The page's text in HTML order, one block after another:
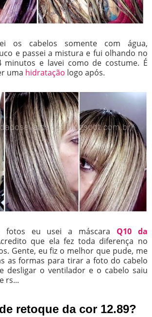
os cabelos somente com água,
e passei a mistura e fui olhando no
minutos e lavei como de costume. É
uma hidratação logo após.
fotos eu usei a máscara Q10 da
que ela fez toda diferença no
Gente, eu fiz o melhor que pude, me
as formas para tirar a foto do cabelo
desligar o ventilador e o cabelo saiu
rs...
retoque da cor 12.89?